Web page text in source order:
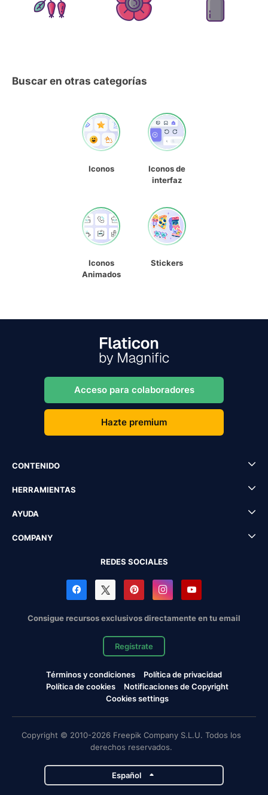
Buscar en otras categorías
Iconos
Iconos de
interfaz
Iconos
Animados
Stickers
Acceso para colaboradores
Hazte premium
CONTENIDO
HERRAMIENTAS
AYUDA
COMPANY
REDES SOCIALES
Consigue recursos exclusivos directamente en tu email
Regístrate
Términos y condiciones
Política de privacidad
Política de cookies
Notificaciones de Copyright
Cookies settings
Copyright © 2010-2026 Freepik Company S.L.U. Todos los
derechos reservados.
Español